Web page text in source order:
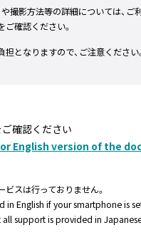
撮影方法等の詳細については、ご
確認ください。
となりますので、ご注意ください
確認ください
English version of the
スは行っておりません。
in English if your smartphone is
support is provided in